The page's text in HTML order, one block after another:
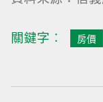
關鍵字︰ 房價